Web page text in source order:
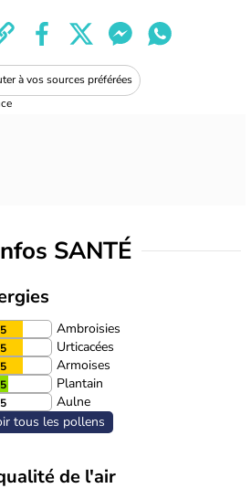
à vos sources préférées
Infos SANTÉ
Ambroisies
Urticacées
Armoises
Plantain
Aulne
tous les pollens
de l'air